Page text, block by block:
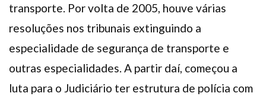
transporte. Por volta de 2005, houve várias
resoluções nos tribunais extinguindo a
especialidade de segurança de transporte e
outras especialidades. A partir daí, começou a
luta para o Judiciário ter estrutura de polícia com